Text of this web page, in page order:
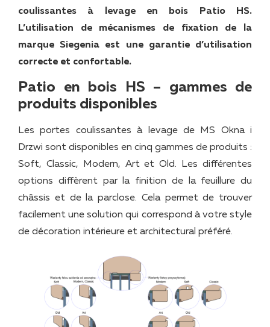
coulissantes à levage en bois Patio HS.
L’utilisation de mécanismes de fixation de la
marque Siegenia est une garantie d’utilisation
correcte et confortable.
Patio en bois HS – gammes de
produits disponibles
Les portes coulissantes à levage de MS Okna i
Drzwi sont disponibles en cinq gammes de produits :
Soft, Classic, Modern, Art et Old. Les différentes
options diffèrent par la finition de la feuillure du
châssis et de la parclose. Cela permet de trouver
facilement une solution qui correspond à votre style
de décoration intérieure et architectural préféré.